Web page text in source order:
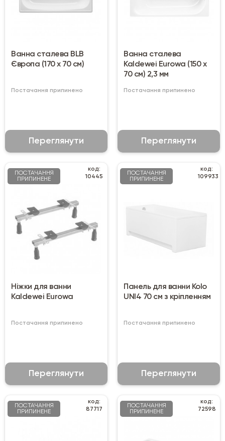
Ванна сталева BLB
Європа (170 x 70 см)
Постачання припинено
Переглянути
Ванна сталева
Kaldewei Eurowa (150 х
70 см) 2,3 мм
Постачання припинено
Переглянути
ПОСТАЧАННЯ
ПРИПИНЕНЕ
код:
10445
Ніжки для ванни
Kaldewei Eurowa
Постачання припинено
Переглянути
ПОСТАЧАННЯ
ПРИПИНЕНЕ
код:
109933
Панель для ванни Kolo
UNI4 70 см з кріпленням
Постачання припинено
Переглянути
ПОСТАЧАННЯ
ПРИПИНЕНЕ
код:
87717
ПОСТАЧАННЯ
ПРИПИНЕНЕ
код:
72598